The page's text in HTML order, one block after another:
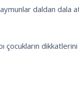
daldan dala
çocukların